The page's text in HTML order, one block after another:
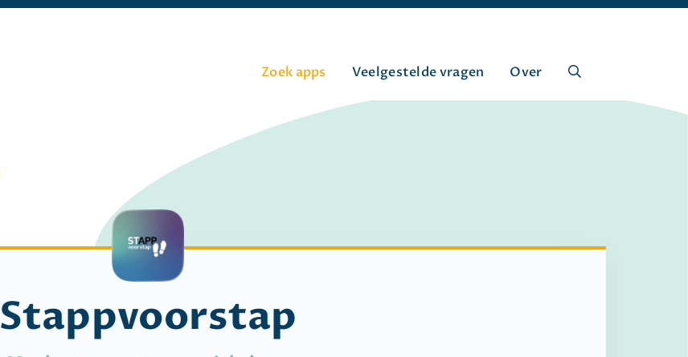
Zoek apps Veelgestelde vragen Over
Stappvoorstap